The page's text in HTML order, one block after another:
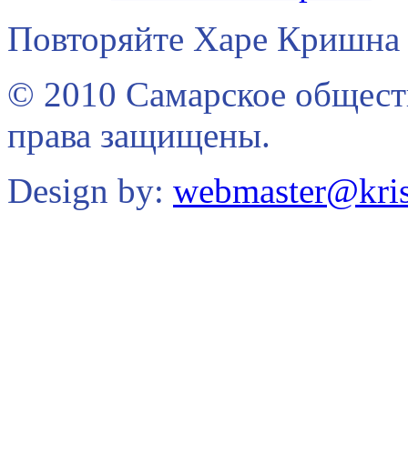
Повторяйте Харе Кришна
© 2010 Самарское
права защищены.
Design by: